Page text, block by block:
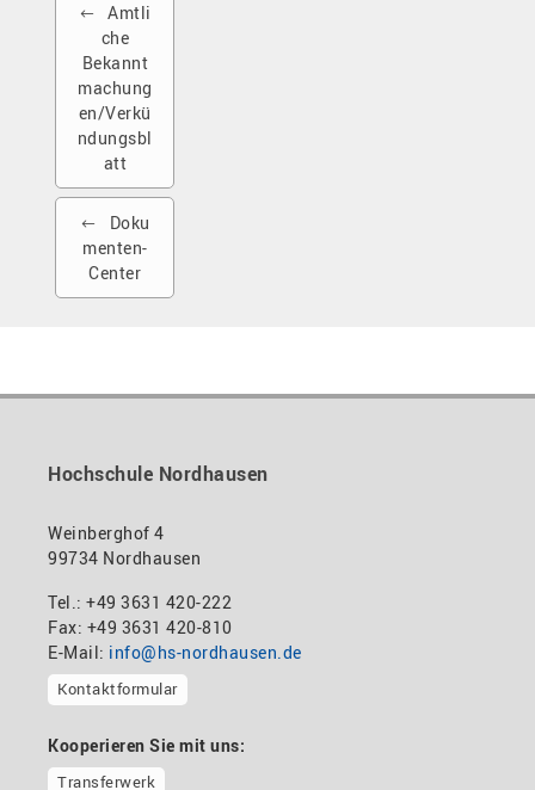
Amtli
che
Bekannt
machung
en/Verkü
ndungsbl
att
Doku
menten-
Center
Hochschule Nordhausen
Weinberghof 4
99734 Nordhausen
Tel.: +49 3631 420-222
Fax: +49 3631 420-810
E-Mail: info@hs-nordhausen.de
Kontaktformular
Kooperieren Sie mit uns:
Transferwerk